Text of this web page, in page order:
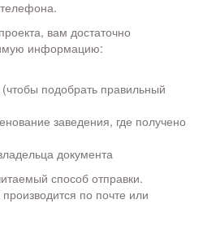
вам достаточно
информацию:
подобрать правильный
заведения, где получено
документа
способ отправки.
по почте или